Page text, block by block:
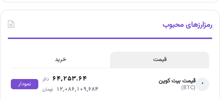
رمزارزهای محبوب
قیمت خرید
• قیمت بیت کوین
(BTC)
۶۴,۲۵۳.۶۴ دلار
۱۲,۰۸۶,۱۰۹,۶۸۴ تومان
نمودار